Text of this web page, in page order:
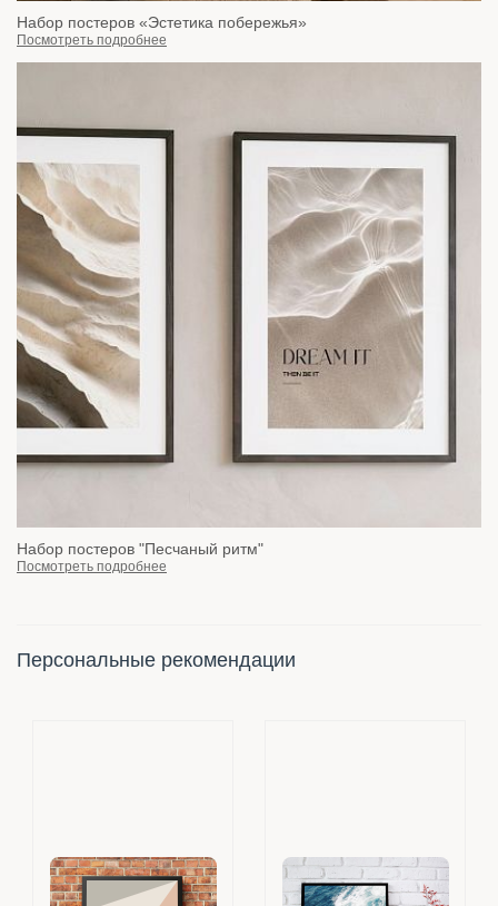
Набор постеров «Эстетика побережья»
Посмотреть подробнее
Набор постеров "Песчаный ритм"
Посмотреть подробнее
Персональные рекомендации